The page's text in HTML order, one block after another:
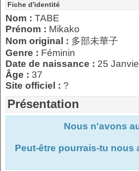
Fiche d'identité
Nom : TABE
Prénom : Mikako
Nom original : 多部未華子
Genre : Féminin
Date de naissance : 25
Âge : 37
Site officiel : ?
Présentation
Nous n'avons
Peut-être pourrais-tu